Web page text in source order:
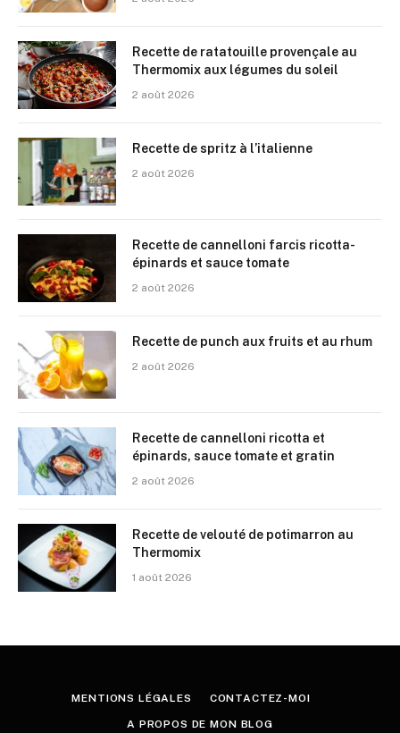
Recette de ratatouille provençale au
Thermomix aux légumes du soleil
2 août 2026
Recette de spritz à l’italienne
2 août 2026
Recette de cannelloni farcis ricotta-
épinards et sauce tomate
2 août 2026
Recette de punch aux fruits et au rhum
2 août 2026
Recette de cannelloni ricotta et
épinards, sauce tomate et gratin
2 août 2026
Recette de velouté de potimarron au
Thermomix
1 août 2026
MENTIONS LÉGALES CONTACTEZ-MOI
A PROPOS DE MON BLOG